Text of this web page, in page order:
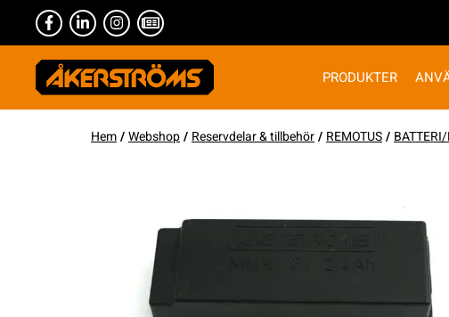
PRODUKTER
Hem/Webshop/ Reservdelar & tillbehör/ REMOTUS/